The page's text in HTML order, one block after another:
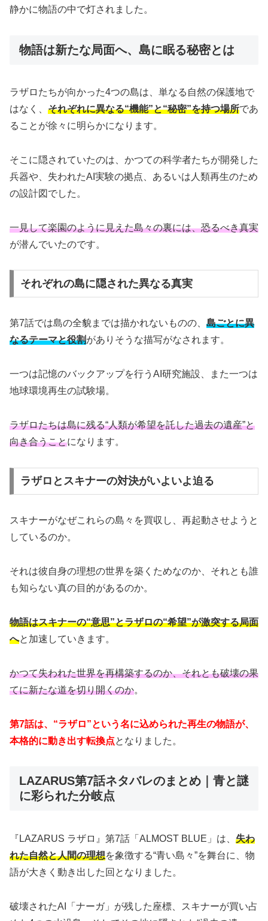
静かに物語の中で灯されました。
物語は新たな局面へ、島に眠る秘密とは
ラザロたちが向かった4つの島は、単なる自然の保護地で
はなく、 それぞれに異なる“機能”と“秘密”を持つ場所であ
ることが徐々に明らかになります。
そこに隠されていたのは、かつての科学者たちが開発した
兵器や、失われたAI実験の拠点、あるいは人類再生のため
の設計図でした。
一見して楽園のように見えた島々の裏には、恐るべき真実
が潜んでいたのです。
それぞれの島に隠された異なる真実
第7話では島の全貌までは描かれないものの、 島ごとに異
なるテーマと役割がありそうな描写がなされます。
一つは記憶のバックアップを行うAI研究施設、また一つは
地球環境再生の試験場。
ラザロたちは島に残る“人類が希望を託した過去の遺産”と
向き合うことになります。
ラザロとスキナーの対決がいよいよ迫る
スキナーがなぜこれらの島々を買収し、再起動させようと
しているのか。
それは彼自身の理想の世界を築くためなのか、それとも誰
も知らない真の目的があるのか。
物語はスキナーの“意思”とラザロの“希望”が激突する局面
へと加速していきます。
かつて失われた世界を再構築するのか、それとも破壊の果
てに新たな道を切り開くのか。
第7話は、“ラザロ”という名に込められた再生の物語が、
本格的に動き出す転換点となりました。
LAZARUS第7話ネタバレのまとめ｜青と謎
に彩られた分岐点
『LAZARUS ラザロ』第7話「ALMOST BLUE」は、 失わ
れた自然と人間の理想を象徴する“青い島々”を舞台に、物
語が大きく動き出した回となりました。
破壊されたAI「ナーガ」が残した座標、スキナーが買い占